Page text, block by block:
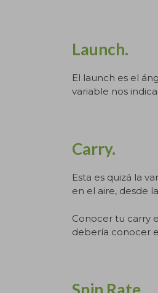
Launch.
El launch es el
variable nos
Carry.
Esta es quizá la
en el aire, desde
Conocer tu carry
debería conocer
Spin Rate.